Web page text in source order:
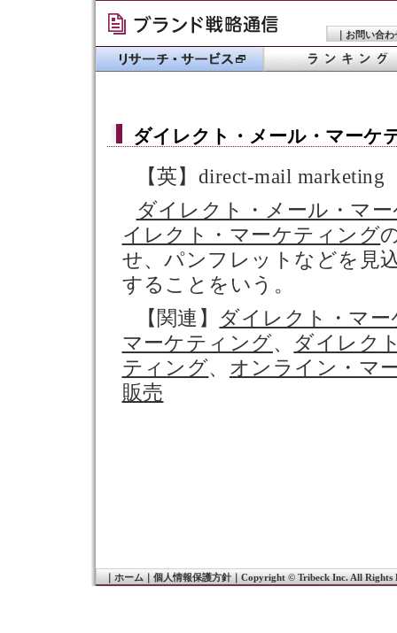
｜ お問い合わ
ダイレクト・メール・マーケ
【英】direct-mail marketing
ダイレクト・メール・マ
イレクト・マーケティング
せ、パンフレットなどを見
することをいう。
【関連】 ダイレクト・マ
マーケティング、 ダイレク
ティング、 オンライン・マ
販売
ホーム｜ 個人情報保護方針｜ Copyright © Tribeck Inc. All Rights